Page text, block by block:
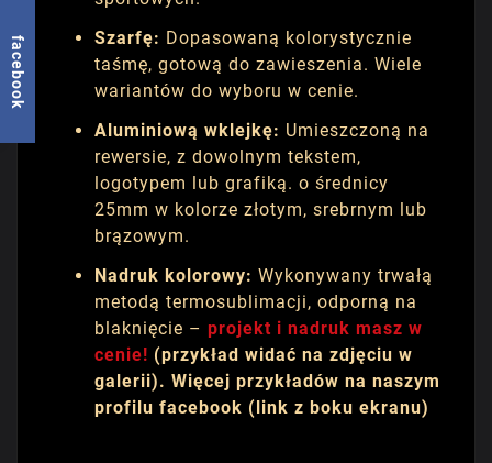
Szarfę: Dopasowaną kolorystycznie
taśmę, gotową do zawieszenia. Wiele
wariantów do wyboru w cenie.
Aluminiową wklejkę: Umieszczoną na
rewersie, z dowolnym tekstem,
logotypem lub grafiką. o średnicy
25mm w kolorze złotym, srebrnym lub
brązowym.
Nadruk kolorowy: Wykonywany trwałą
metodą termosublimacji, odporną na
blaknięcie – projekt i nadruk masz w
cenie! (przykład widać na zdjęciu w
galerii). Więcej przykładów na naszym
profilu facebook (link z boku ekranu)
facebook